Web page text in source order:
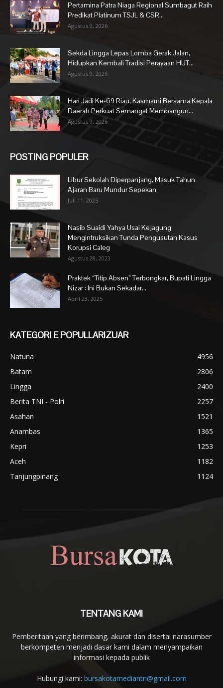
Pertamina Patra Niaga Regional Sumbagut Raih
Predikat Platinum TSJL & CSR...
Agustus 9, 2026
Sekda Lingga Lepas Lomba Gerak Jalan,
Hidupkan Kembali Tradisi Perayaan HUT...
Agustus 9, 2026
Hari Jadi Ke-69 Riau, Kasmarni Bersama Kepala
Daerah Perkuat Semangat Membangun...
Agustus 9, 2026
POSTING POPULER
Libur Sekolah Diperpanjang, Masuk Tahun
Ajaran Baru Mundur Sepekan
Juli 11, 2025
Nasib Suaidi Yahya Usai Kejagung
Mengintruksikan Tunda Pengusutan Kasus
Korupsi Caleg
Agustus 28, 2023
Praktek “Titip Absen” Terbongkar, Bupati Lingga
Nizar : Ini Bukan Sekadar...
April 23, 2025
KATEGORI E POPULLARIZUAR
Natuna
4956
Batam
2806
Lingga
2400
Berita TNI - Polri
2257
Asahan
1521
Anambas
1365
Kepri
1253
Aceh
1182
Tanjungpinang
1124
TENTANG KAMI
Pemberitaan yang berimbang, akurat dan disertai narasumber
berkompeten menjadi dasar kami dalam menyampaikan
informasi kepada publik
Hubungi kami: bursakotamediantn@gmail.com